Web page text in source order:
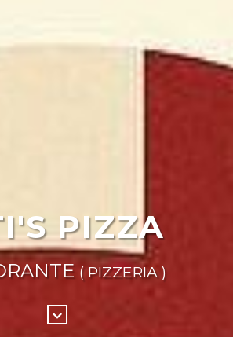
PIZZA
( PIZZERIA )